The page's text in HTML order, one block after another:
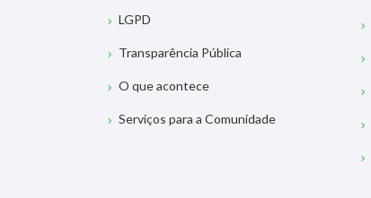
LGPD
Transparência Pública
O que acontece
Serviços para a Comunidade